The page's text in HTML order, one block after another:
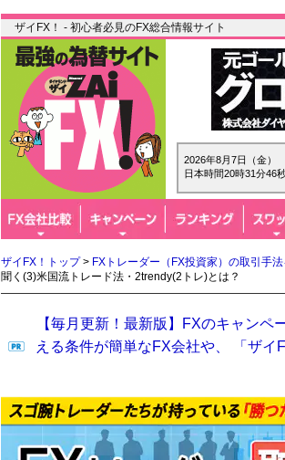
ザイFX！ - 初心者必見のFX総合情報サイト
2026年8月7日（金）
日本時間20時31分48
ザイFX！トップ> FXトレーダー（FX投資家）の取引手法
聞く(3)米国流トレード法・2trendy(2トレ)とは？
【毎月更新！最新版】FXのキャン
える条件が簡単なFX会社や、 「ザ